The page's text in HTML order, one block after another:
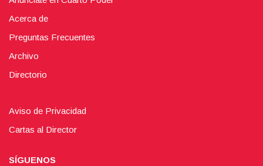
Acerca de
Preguntas Frecuentes
Archivo
Directorio
Aviso de Privacidad
Cartas al Director
SÍGUENOS